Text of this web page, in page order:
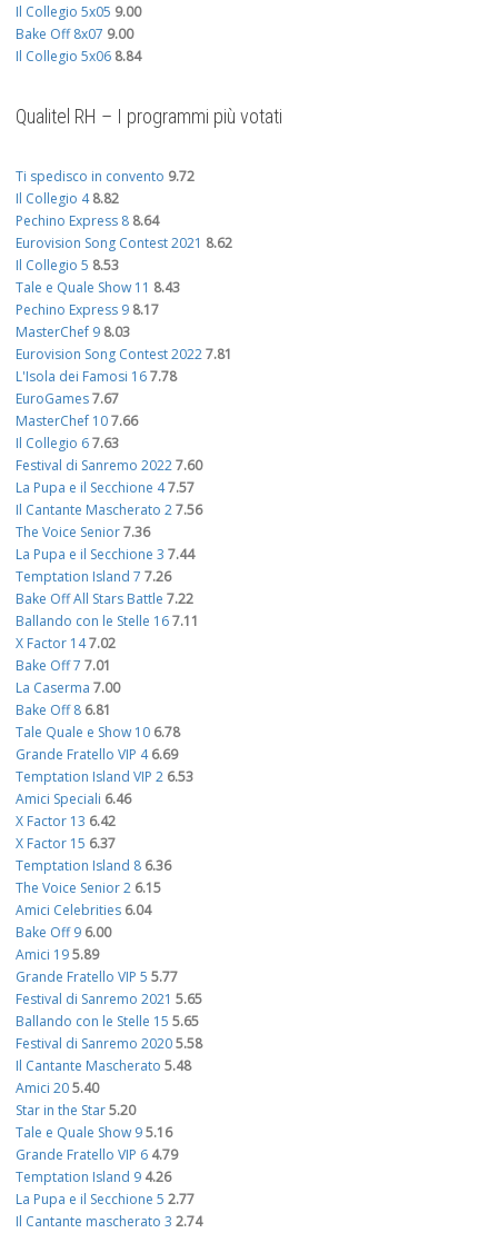
Il Collegio 5x05 9.00
Bake Off 8x07 9.00
Il Collegio 5x06 8.84
Qualitel RH – I programmi più votati
Ti spedisco in convento 9.72
Il Collegio 4 8.82
Pechino Express 8 8.64
Eurovision Song Contest 2021 8.62
Il Collegio 5 8.53
Tale e Quale Show 11 8.43
Pechino Express 9 8.17
MasterChef 9 8.03
Eurovision Song Contest 20227.81
L'Isola dei Famosi 167.78
EuroGames7.67
MasterChef 107.66
Il Collegio 67.63
Festival di Sanremo 20227.60
La Pupa e il Secchione 47.57
Il Cantante Mascherato 27.56
The Voice Senior7.36
La Pupa e il Secchione 3 7.44
Temptation Island 7 7.26
Bake Off All Stars Battle 7.22
Ballando con le Stelle 167.11
X Factor 147.02
Bake Off 7 7.01
La Caserma 7.00
Bake Off 8 6.81
Tale Quale e Show 10 6.78
Grande Fratello VIP 4 6.69
Temptation Island VIP 2 6.53
Amici Speciali 6.46
X Factor 13 6.42
X Factor 15 6.37
Temptation Island 8 6.36
The Voice Senior 2 6.15
Amici Celebrities 6.04
Bake Off 9 6.00
Amici 195.89
Grande Fratello VIP 5 5.77
Festival di Sanremo 2021 5.65
Ballando con le Stelle 15 5.65
Festival di Sanremo 20205.58
Il Cantante Mascherato 5.48
Amici 205.40
Star in the Star5.20
Tale e Quale Show 95.16
Grande Fratello VIP 6 4.79
Temptation Island 9 4.26
La Pupa e il Secchione 5 2.77
Il Cantante mascherato 3 2.74